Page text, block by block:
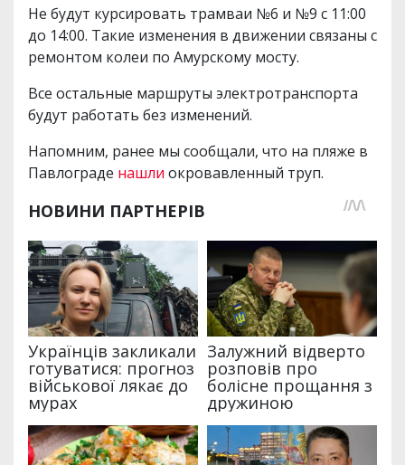
Не будут курсировать трамваи №6 и №9 с 11:00
до 14:00. Такие изменения в движении связаны с
ремонтом колеи по Амурскому мосту.
Все остальные маршруты электротранспорта
будут работать без изменений.
Напомним, ранее мы сообщали, что на пляже в
Павлограде нашли окровавленный труп.